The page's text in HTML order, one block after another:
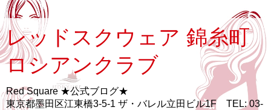
レッドスクウェア 錦糸町
ロシアンクラブ
Red Square ★公式ブログ★
東京都墨田区江東橋3-5-1 ザ・バレル立田ビル1F TEL: 03-